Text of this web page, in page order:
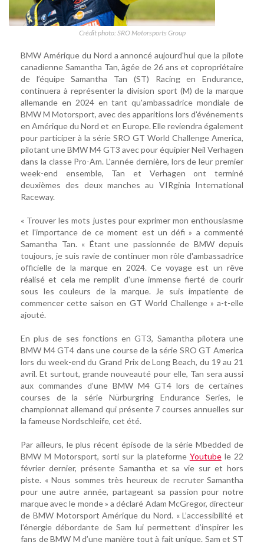
Crédit photo: SRO Motorsports Group
BMW Amérique du Nord a annoncé aujourd'hui que la pilote
canadienne Samantha Tan, âgée de 26 ans et copropriétaire
de l’équipe Samantha Tan (ST) Racing en Endurance,
continuera à représenter la division sport (M) de la marque
allemande en 2024 en tant qu'ambassadrice mondiale de
BMW M Motorsport, avec des apparitions lors d'événements
en Amérique du Nord et en Europe. Elle reviendra également
pour participer à la série SRO GT World Challenge America,
pilotant une BMW M4 GT3 avec pour équipier Neil Verhagen
dans la classe Pro-Am. L'année dernière, lors de leur premier
week-end ensemble, Tan et Verhagen ont terminé
deuxièmes des deux manches au VIRginia International
Raceway.
« Trouver les mots justes pour exprimer mon enthousiasme
et l'importance de ce moment est un défi » a commenté
Samantha Tan. « Étant une passionnée de BMW depuis
toujours, je suis ravie de continuer mon rôle d'ambassadrice
officielle de la marque en 2024. Ce voyage est un rêve
réalisé et cela me remplit d'une immense fierté de courir
sous les couleurs de la marque. Je suis impatiente de
commencer cette saison en GT World Challenge » a-t-elle
ajouté.
En plus de ses fonctions en GT3, Samantha pilotera une
BMW M4 GT4 dans une course de la série SRO GT America
lors du week-end du Grand Prix de Long Beach, du 19 au 21
avril. Et surtout, grande nouveauté pour elle, Tan sera aussi
aux commandes d’une BMW M4 GT4 lors de certaines
courses de la série Nürburgring Endurance Series, le
championnat allemand qui présente 7 courses annuelles sur
la fameuse Nordschleife, cet été.
Par ailleurs, le plus récent épisode de la série Mbedded de
BMW M Motorsport, sorti sur la plateforme Youtubele 22
février dernier, présente Samantha et sa vie sur et hors
piste. « Nous sommes très heureux de recruter Samantha
pour une autre année, partageant sa passion pour notre
marque avec le monde » a déclaré Adam McGregor, directeur
de BMW Motorsport Amérique du Nord. « L’accessibilité et
l’énergie débordante de Sam lui permettent d’inspirer les
fans de BMW M d’une manière tout à fait unique. Sam et ST